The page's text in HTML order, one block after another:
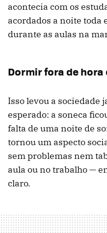
acontecia com os
acordados a noite toda
durante as aulas na
Dormir fora de hora
Isso levou a sociedade
esperado: a soneca
falta de uma noite de
tornou um aspecto
sem problemas nem
aula ou no trabalho —
claro.